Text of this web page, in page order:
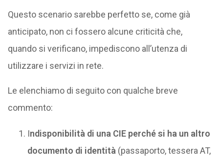
Questo scenario sarebbe perfetto se, come già
anticipato, non ci fossero alcune criticità che,
quando si verificano, impediscono all’utenza di
utilizzare i servizi in rete.
Le elenchiamo di seguito con qualche breve
commento:
Indisponibilità di una CIE perché si ha un altro
documento di identità (passaporto, tessera AT,